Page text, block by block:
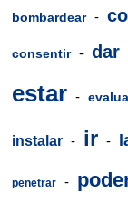
bombardear -
consentir - dar
estar -
instalar - ir -
penetrar -